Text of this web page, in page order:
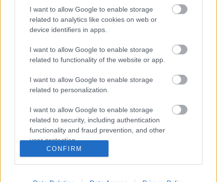
I want to allow Google to enable storage
related to analytics like cookies on web or
device identifiers in apps.
I want to allow Google to enable storage
related to functionality of the website or app.
I want to allow Google to enable storage
related to personalization.
I want to allow Google to enable storage
related to security, including authentication
functionality and fraud prevention, and other
user protection.
CONFIRM
Felnőtt korhatár-besorolással készül
a negyedik Kelvin film?
• 2017. december 10.
Meglepő hír röppent fel a héten, miszerint Quentin
Tarantino fogja rendezni a soron következő Star Trek
filmet. A (tizen)negyedik Star Trek mozi kidolgozása
gőzerővel folyik, Tarantino pedig több órát töltött az
írók szobájában Drew Pearce-szel, Lindsey Beerrel,
valamint Mark L. Smith-szel, és a…